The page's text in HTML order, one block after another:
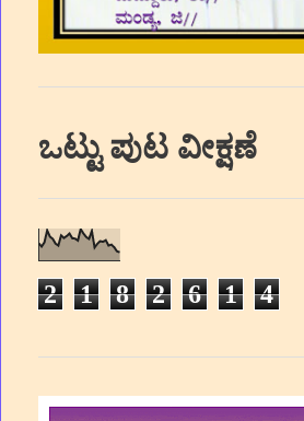
ಒಟ್ಟು ಪುಟ ವೀಕ್ಷಣೆ
2 1 8 2 6 1 4